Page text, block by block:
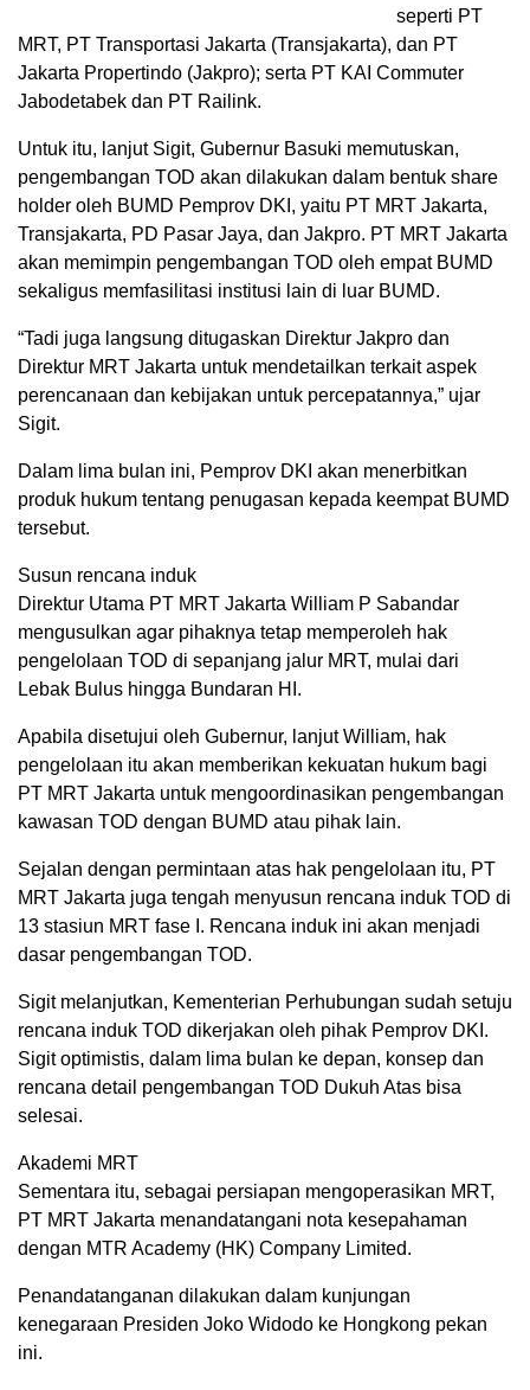
seperti PT
MRT, PT Transportasi Jakarta (Transjakarta), dan PT
Jakarta Propertindo (Jakpro); serta PT KAI Commuter
Jabodetabek dan PT Railink.
Untuk itu, lanjut Sigit, Gubernur Basuki memutuskan,
pengembangan TOD akan dilakukan dalam bentuk share
holder oleh BUMD Pemprov DKI, yaitu PT MRT Jakarta,
Transjakarta, PD Pasar Jaya, dan Jakpro. PT MRT Jakarta
akan memimpin pengembangan TOD oleh empat BUMD
sekaligus memfasilitasi institusi lain di luar BUMD.
“Tadi juga langsung ditugaskan Direktur Jakpro dan
Direktur MRT Jakarta untuk mendetailkan terkait aspek
perencanaan dan kebijakan untuk percepatannya,” ujar
Sigit.
Dalam lima bulan ini, Pemprov DKI akan menerbitkan
produk hukum tentang penugasan kepada keempat BUMD
tersebut.
Susun rencana induk
Direktur Utama PT MRT Jakarta William P Sabandar
mengusulkan agar pihaknya tetap memperoleh hak
pengelolaan TOD di sepanjang jalur MRT, mulai dari
Lebak Bulus hingga Bundaran HI.
Apabila disetujui oleh Gubernur, lanjut William, hak
pengelolaan itu akan memberikan kekuatan hukum bagi
PT MRT Jakarta untuk mengoordinasikan pengembangan
kawasan TOD dengan BUMD atau pihak lain.
Sejalan dengan permintaan atas hak pengelolaan itu, PT
MRT Jakarta juga tengah menyusun rencana induk TOD di
13 stasiun MRT fase I. Rencana induk ini akan menjadi
dasar pengembangan TOD.
Sigit melanjutkan, Kementerian Perhubungan sudah setuju
rencana induk TOD dikerjakan oleh pihak Pemprov DKI.
Sigit optimistis, dalam lima bulan ke depan, konsep dan
rencana detail pengembangan TOD Dukuh Atas bisa
selesai.
Akademi MRT
Sementara itu, sebagai persiapan mengoperasikan MRT,
PT MRT Jakarta menandatangani nota kesepahaman
dengan MTR Academy (HK) Company Limited.
Penandatanganan dilakukan dalam kunjungan
kenegaraan Presiden Joko Widodo ke Hongkong pekan
ini.